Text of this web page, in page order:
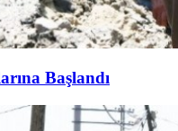
Başlandı